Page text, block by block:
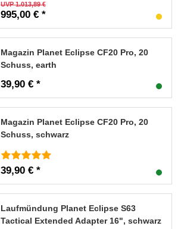
UVP 1.013,89 €
995,00 € *
Magazin Planet Eclipse CF20 Pro, 20
Schuss, earth
39,90 € *
Magazin Planet Eclipse CF20 Pro, 20
Schuss, schwarz
39,90 € *
Laufmündung Planet Eclipse S63
Tactical Extended Adapter 16", schwarz